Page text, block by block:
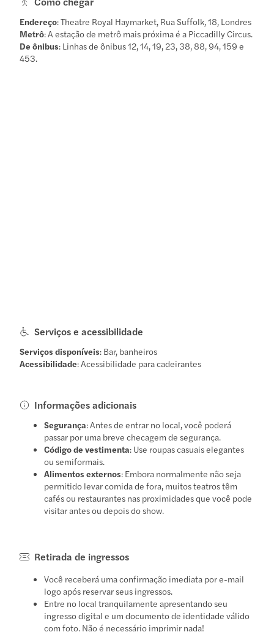
Endereço: Theatre Royal Haymarket, Rua Suffolk, 18, Londres
Metrô: A estação de metrô mais próxima é a Piccadilly Circus.
De ônibus: Linhas de ônibus 12, 14, 19, 23, 38, 88, 94, 159 e
453.
Serviços e acessibilidade
Serviços disponíveis: Bar, banheiros
Acessibilidade: Acessibilidade para cadeirantes
Informações adicionais
Segurança: Antes de entrar no local, você poderá
passar por uma breve checagem de segurança.
Código de vestimenta: Use roupas casuais elegantes
ou semiformais.
Alimentos externos: Embora normalmente não seja
permitido levar comida de fora, muitos teatros têm
cafés ou restaurantes nas proximidades que você pode
visitar antes ou depois do show.
Retirada de ingressos
Você receberá uma confirmação imediata por e-mail
logo após reservar seus ingressos.
Entre no local tranquilamente apresentando seu
ingresso digital e um documento de identidade válido
com foto. Não é necessário imprimir nada!